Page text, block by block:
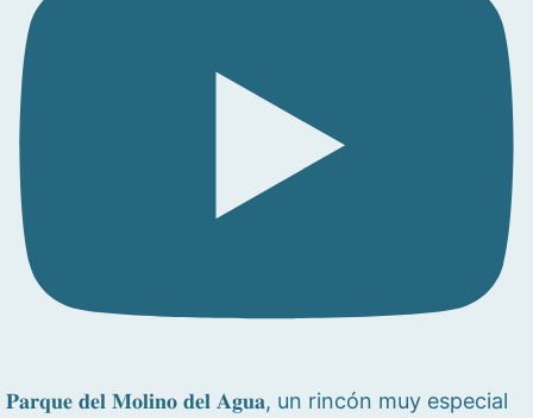
𝐏𝐚𝐫𝐪𝐮𝐞 𝐝𝐞𝐥 𝐌𝐨𝐥𝐢𝐧𝐨 𝐝𝐞𝐥 𝐀𝐠𝐮𝐚, un rincón muy especial